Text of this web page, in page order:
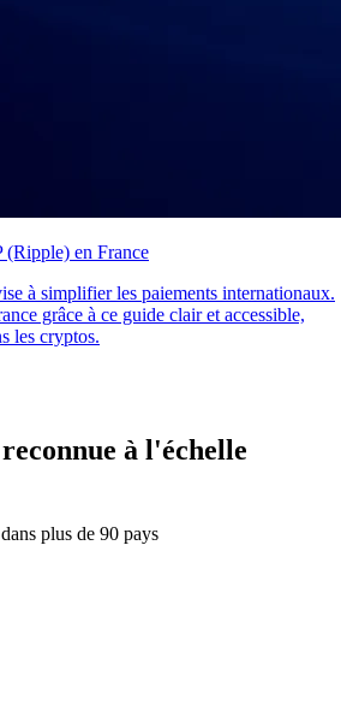
(Ripple) en France
à simplifier les paiements internationaux.
grâce à ce guide clair et accessible,
les cryptos.
à l'échelle
plus de 90 pays